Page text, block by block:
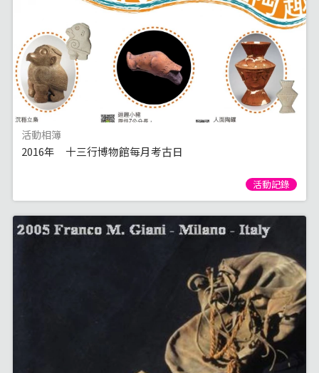
活動相簿
2016年 十三行博物館每月考古日
活動記錄